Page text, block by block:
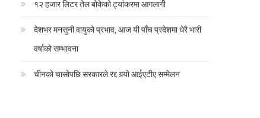
१२ हजार लिटर तेल बोकेको ट्यांकरमा आगलागी
देशभर मनसुनी वायुको प्रभाव, आज यी पाँच प्रदेशमा धेरै भारी
वर्षाको सम्भावना
चीनको चासोपछि सरकारले रद्द गर्‍यो आईएटीए सम्मेलन